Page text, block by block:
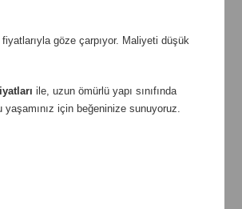
göze çarpıyor. Maliyeti düşük
ile, uzun ömürlü yapı sınıfında
için beğeninize sunuyoruz.